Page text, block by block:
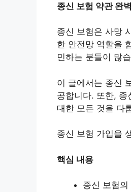
종신 보험 약관 완
종신 보험은 사망
한 안전망 역할을
민하는 분들이 많
이 글에서는 종신
공합니다. 또한, 종
대한 모든 것을 다
종신 보험 가입을
핵심 내용
종신 보험의